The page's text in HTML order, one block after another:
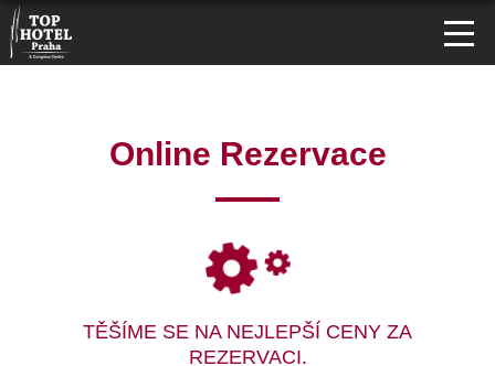
Online Rezervace
TĚŠÍME SE NA NEJLEPŠÍ CENY ZA
REZERVACI.